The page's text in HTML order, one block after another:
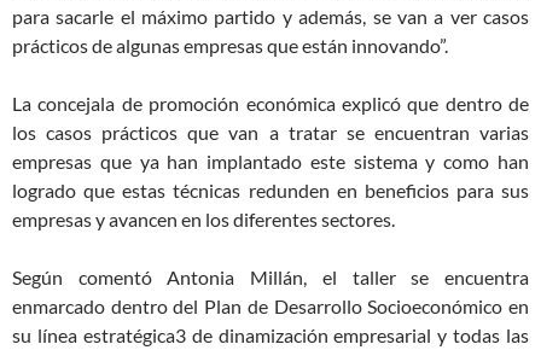
para sacarle el máximo partido y además, se van a ver casos
prácticos de algunas empresas que están innovando”.
La concejala de promoción económica explicó que dentro de
los casos prácticos que van a tratar se encuentran varias
empresas que ya han implantado este sistema y como han
logrado que estas técnicas redunden en beneficios para sus
empresas y avancen en los diferentes sectores.
Según comentó Antonia Millán, el taller se encuentra
enmarcado dentro del Plan de Desarrollo Socioeconómico en
su línea estratégica3 de dinamización empresarial y todas las